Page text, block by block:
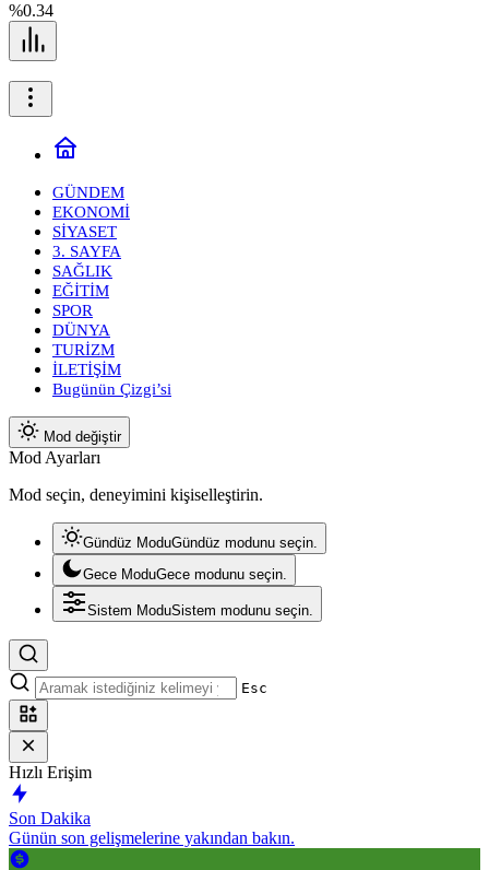
%0.34
GÜNDEM
EKONOMİ
SİYASET
3. SAYFA
SAĞLIK
EĞİTİM
SPOR
DÜNYA
TURİZM
İLETİŞİM
Bugünün Çizgi’si
Mod değiştir
Mod Ayarları
Mod seçin, deneyimini kişiselleştirin.
Gündüz ModuGündüz modunu seçin.
Gece ModuGece modunu seçin.
Sistem ModuSistem modunu seçin.
Esc
Hızlı Erişim
Son Dakika
Günün son gelişmelerine yakından bakın.